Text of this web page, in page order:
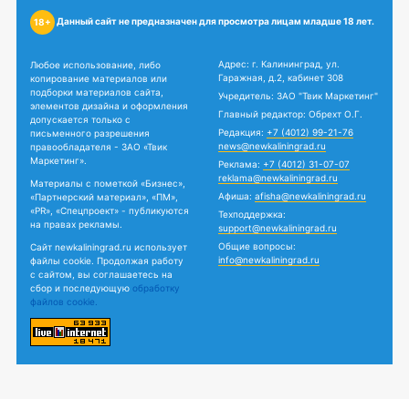
18+ Данный сайт не предназначен для просмотра лицам младше 18 лет.
Любое использование, либо
копирование материалов или
подборки материалов сайта,
элементов дизайна и оформления
допускается только с
письменного разрешения
правообладателя - ЗАО «Твик
Маркетинг».
Материалы с пометкой «Бизнес»,
«Партнерский материал», «ПМ»,
«PR», «Спецпроект» - публикуются
на правах рекламы.
Сайт newkaliningrad.ru использует
файлы cookie. Продолжая работу
с сайтом, вы соглашаетесь на
сбор и последующую обработку
файлов cookie.
Адрес: г. Калининград, ул.
Гаражная, д.2, кабинет 308
Учредитель: ЗАО "Твик Маркетинг"
Главный редактор: Обрехт О.Г.
Редакция: +7 (4012) 99-21-76
news@newkaliningrad.ru
Реклама: +7 (4012) 31-07-07
reklama@newkaliningrad.ru
Афиша: afisha@newkaliningrad.ru
Техподдержка:
support@newkaliningrad.ru
Общие вопросы:
info@newkaliningrad.ru